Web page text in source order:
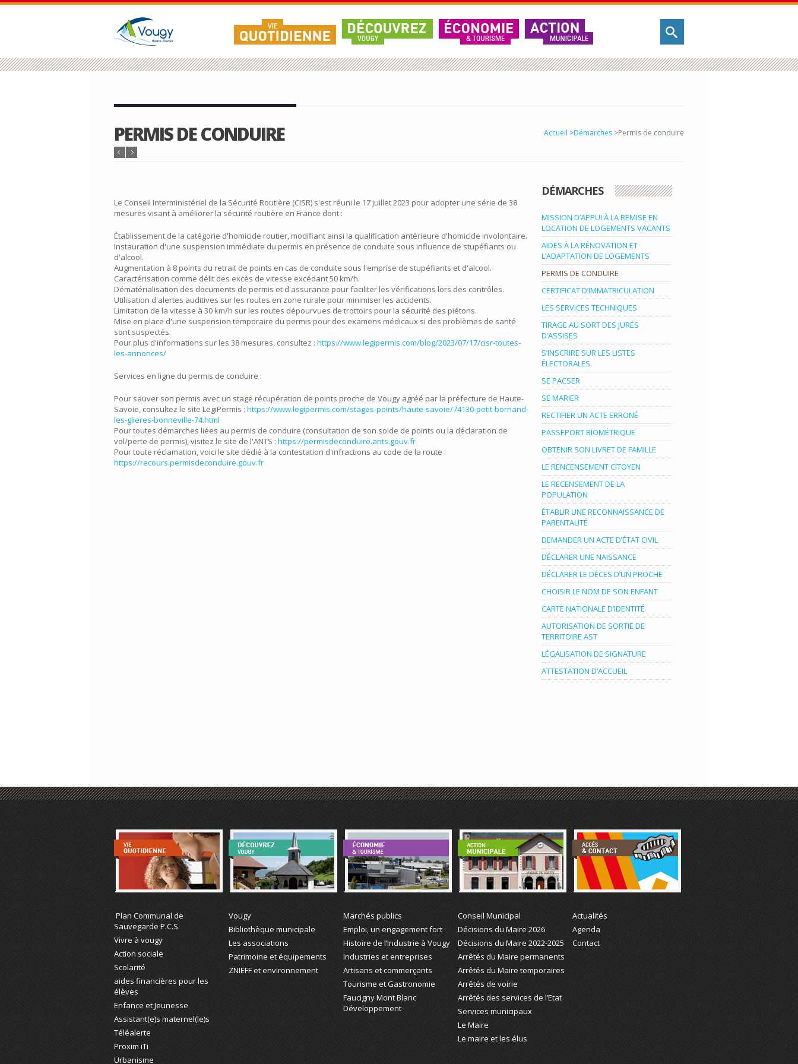
Accueil >Démarches >Permis de conduire
PERMIS DE CONDUIRE
Le Conseil Interministériel de la Sécurité Routière (CISR) s'est réuni le 17 juillet 2023 pour adopter une série de 38
mesures visant à améliorer la sécurité routière en France dont :
Établissement de la catégorie d'homicide routier, modifiant ainsi la qualification antérieure d'homicide involontaire.
Instauration d'une suspension immédiate du permis en présence de conduite sous influence de stupéfiants ou
d'alcool.
Augmentation à 8 points du retrait de points en cas de conduite sous l'emprise de stupéfiants et d'alcool.
Caractérisation comme délit des excès de vitesse excédant 50 km/h.
Dématérialisation des documents de permis et d'assurance pour faciliter les vérifications lors des contrôles.
Utilisation d'alertes auditives sur les routes en zone rurale pour minimiser les accidents.
Limitation de la vitesse à 30 km/h sur les routes dépourvues de trottoirs pour la sécurité des piétons.
Mise en place d'une suspension temporaire du permis pour des examens médicaux si des problèmes de santé
sont suspectés.
Pour plus d'informations sur les 38 mesures, consultez : https://www.legipermis.com/blog/2023/07/17/cisr-toutes-
les-annonces/
Services en ligne du permis de conduire :
Pour sauver son permis avec un stage récupération de points proche de Vougy agréé par la préfecture de Haute-
Savoie, consultez le site LegiPermis : https://www.legipermis.com/stages-points/haute-savoie/74130-petit-bornand-
les-glieres-bonneville-74.html
Pour toutes démarches liées au permis de conduire (consultation de son solde de points ou la déclaration de
vol/perte de permis), visitez le site de l'ANTS : https://permisdeconduire.ants.gouv.fr
Pour toute réclamation, voici le site dédié à la contestation d'infractions au code de la route :
https://recours.permisdeconduire.gouv.fr
DÉMARCHES
MISSION D’APPUI À LA REMISE EN
LOCATION DE LOGEMENTS VACANTS
AIDES À LA RÉNOVATION ET
L’ADAPTATION DE LOGEMENTS
PERMIS DE CONDUIRE
CERTIFICAT D’IMMATRICULATION
LES SERVICES TECHNIQUES
TIRAGE AU SORT DES JURÉS
D’ASSISES
S’INSCRIRE SUR LES LISTES
ÉLECTORALES
SE PACSER
SE MARIER
RECTIFIER UN ACTE ERRONÉ
PASSEPORT BIOMÉTRIQUE
OBTENIR SON LIVRET DE FAMILLE
LE RENCENSEMENT CITOYEN
LE RECENSEMENT DE LA
POPULATION
ÉTABLIR UNE RECONNAISSANCE DE
PARENTALITÉ
DEMANDER UN ACTE D’ÉTAT CIVIL
DÉCLARER UNE NAISSANCE
DÉCLARER LE DÉCES D’UN PROCHE
CHOISIR LE NOM DE SON ENFANT
CARTE NATIONALE D’IDENTITÉ
AUTORISATION DE SORTIE DE
TERRITOIRE AST
LÉGALISATION DE SIGNATURE
ATTESTATION D‘ACCUEIL
Plan Communal de
Sauvegarde P.C.S.
Vivre à vougy
Action sociale
Scolarité
aides financières pour les
élèves
Enfance et Jeunesse
Assistant(e)s maternel(le)s
Téléalerte
Proxim iTi
Urbanisme
Vougy
Bibliothèque municipale
Les associations
Patrimoine et équipements
ZNIEFF et environnement
Marchés publics
Emploi, un engagement fort
Histoire de l’Industrie à Vougy
Industries et entreprises
Artisans et commerçants
Tourisme et Gastronomie
Faucigny Mont Blanc
Développement
Conseil Municipal
Décisions du Maire 2026
Décisions du Maire 2022-2025
Arrêtés du Maire permanents
Arrêtés du Maire temporaires
Arrêtés de voirie
Arrêtés des services de l’Etat
Services municipaux
Le Maire
Le maire et les élus
Actualités
Agenda
Contact